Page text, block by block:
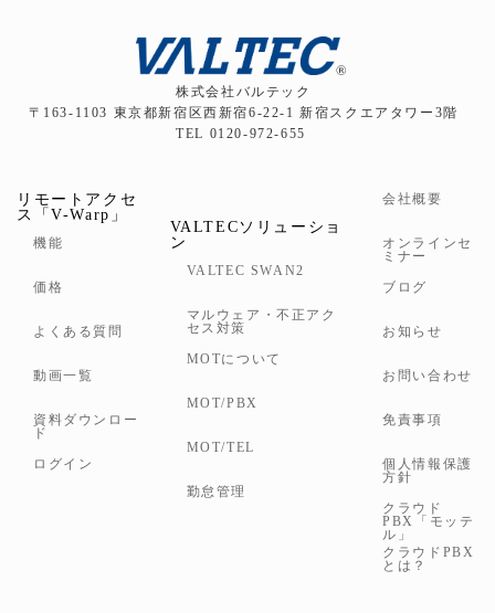
株式会社バルテック
〒163-1103 東京都新宿区西新宿6-22-1 新宿スクエアタワー3階
TEL 0120-972-655
リモートアクセ
ス「V-Warp」
機能
価格
よくある質問
動画一覧
資料ダウンロー
ド
ログイン
VALTECソリューショ
ン
VALTEC SWAN2
マルウェア・不正アク
セス対策
MOTについて
MOT/PBX
MOT/TEL
勤怠管理
会社概要
オンラインセ
ミナー
ブログ
お知らせ
お問い合わせ
免責事項
個人情報保護
方針
クラウド
PBX「モッテ
ル」
クラウドPBX
とは？